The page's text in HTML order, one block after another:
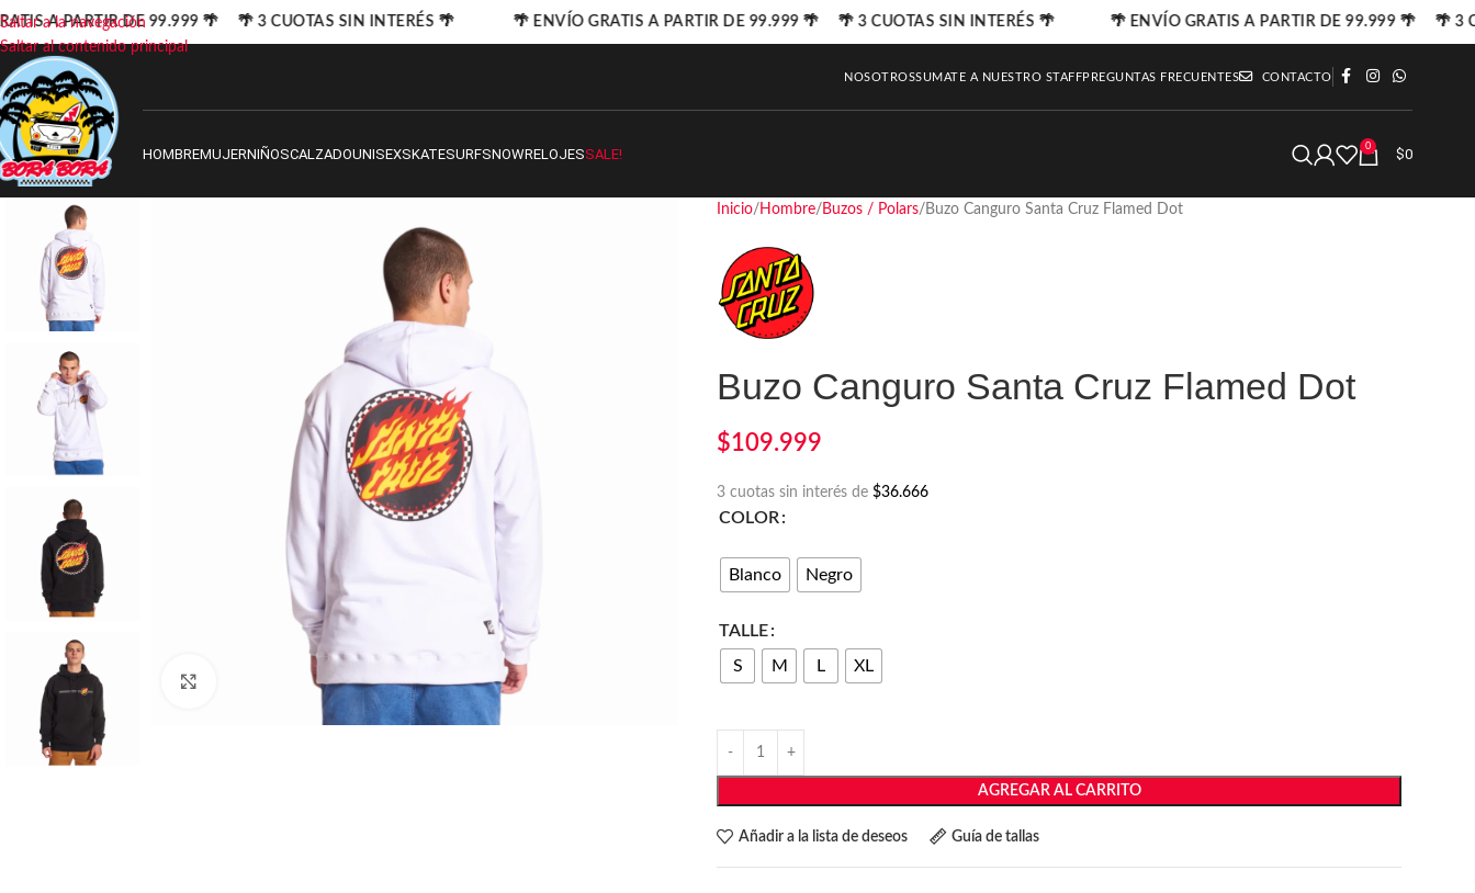
Saltar a la navegación
Saltar al contenido principal
NOSOTROSSUMATE A NUESTRO STAFFPREGUNTAS FRECUENTES CONTACTO
HOMBREMUJERNIÑOSCALZADOUNISEXSKATESURFSNOWRELOJESSALE! 0 $0
Haga clic para ampliar
Inicio Hombre Buzos / Polars Buzo Canguro Santa Cruz Flamed Dot
Buzo Canguro Santa Cruz Flamed Dot
$109.999
3 cuotas sin interés de$36.666
COLOR
Blanco Negro
TALLE
S
M L XL
AGREGAR AL CARRITO
Añadir a la lista de deseos Guía de tallas
A PARTIR DE 99.999 🌴 🌴 3 CUOTAS SIN INTERÉS 🌴 🌴 ENVÍO GRATIS A PARTIR DE 99.999 🌴 🌴 3 CUOTAS SIN INTERÉS 🌴 🌴 ENVÍO GRATIS A PARTIR DE 99.999 🌴 🌴 3